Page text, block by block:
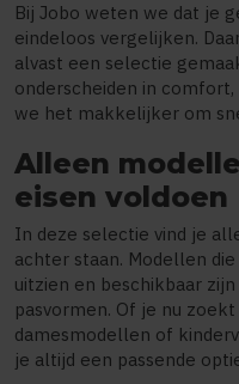
Bij Jobo weten we dat je
eindeloos vergelijken.
alvast een selectie
onderscheiden in
we het makkelijker om
Alleen
eisen voldoen
In deze selectie vind je
achter staan. Modellen
uitzien en beschikbaar
pasvormen. Of je nu
damesmodellen of
je altijd een passende